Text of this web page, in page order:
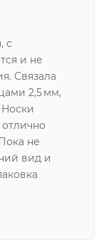
с
и не
Связала
2,5 мм,
не
вид и